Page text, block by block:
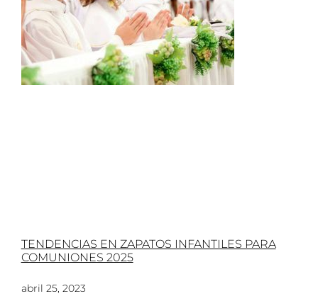
TENDENCIAS EN ZAPATOS INFANTILES PARA
COMUNIONES 2025
abril 25, 2023